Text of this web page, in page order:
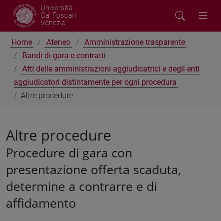
Università
Ca' Foscari
Venezia
Home Ateneo
Amministrazione trasparente
Bandi di gara e contratti
Atti delle amministrazioni aggiudicatrici e degli enti
aggiudicatori distintamente per ogni procedura
Altre procedure
Altre procedure
Procedure di gara con
presentazione offerta scaduta,
determine a contrarre e di
affidamento